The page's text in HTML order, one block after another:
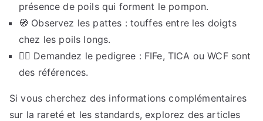
présence de poils qui forment le pompon.
🧭 Observez les pattes : touffes entre les doigts
chez les poils longs.
🕵️‍♂️ Demandez le pedigree : FIFe, TICA ou WCF sont
des références.
Si vous cherchez des informations complémentaires
sur la rareté et les standards, explorez des articles